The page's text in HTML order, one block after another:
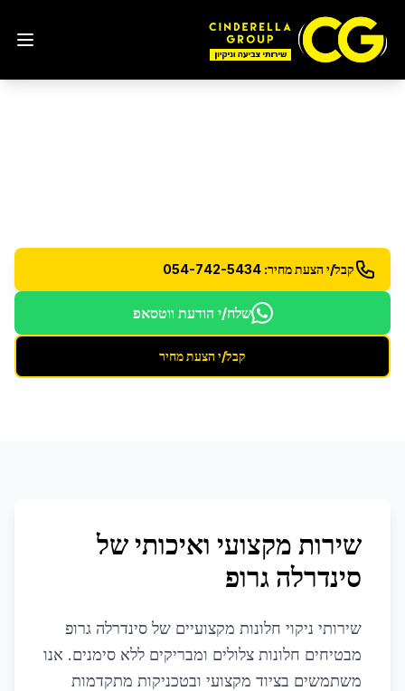
קבל/י הצעת מחיר: 054-742-5434
שלח/י הודעת ווטסאפ
קבל/י הצעת מחיר
שירות מקצועי ואיכותי של
סינדרלה גרופ
שירותי ניקוי חלונות מקצועיים של סינדרלה גרופ
מבטיחים חלונות צלולים ומבריקים ללא סימנים. אנו
משתמשים בציוד מקצועי ובטכניקות מתקדמות